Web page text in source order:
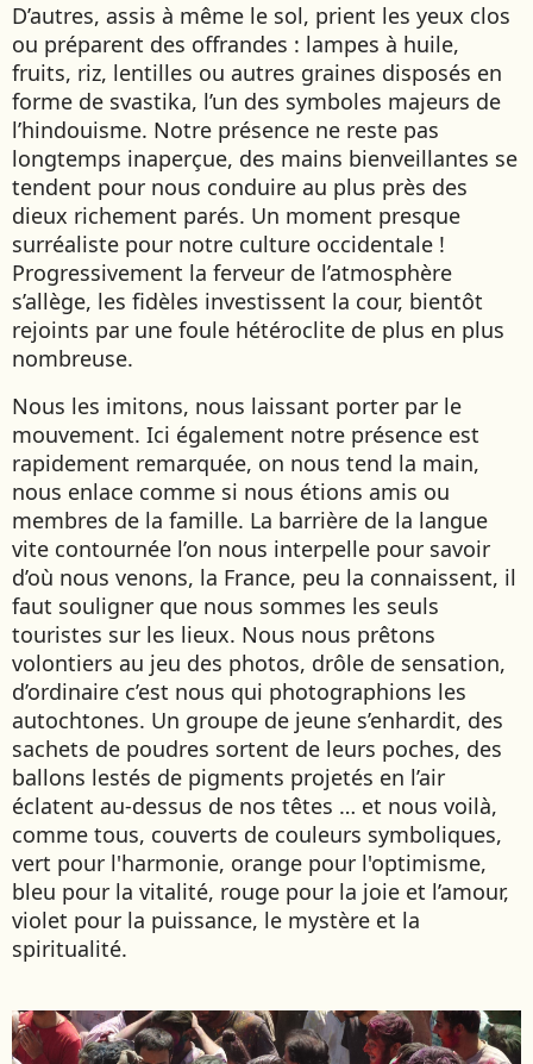
D’autres, assis à même le sol, prient les yeux clos
ou préparent des offrandes : lampes à huile,
fruits, riz, lentilles ou autres graines disposés en
forme de svastika, l’un des symboles majeurs de
l’hindouisme. Notre présence ne reste pas
longtemps inaperçue, des mains bienveillantes se
tendent pour nous conduire au plus près des
dieux richement parés. Un moment presque
surréaliste pour notre culture occidentale !
Progressivement la ferveur de l’atmosphère
s’allège, les fidèles investissent la cour, bientôt
rejoints par une foule hétéroclite de plus en plus
nombreuse.
Nous les imitons, nous laissant porter par le
mouvement. Ici également notre présence est
rapidement remarquée, on nous tend la main,
nous enlace comme si nous étions amis ou
membres de la famille. La barrière de la langue
vite contournée l’on nous interpelle pour savoir
d’où nous venons, la France, peu la connaissent, il
faut souligner que nous sommes les seuls
touristes sur les lieux. Nous nous prêtons
volontiers au jeu des photos, drôle de sensation,
d’ordinaire c’est nous qui photographions les
autochtones. Un groupe de jeune s’enhardit, des
sachets de poudres sortent de leurs poches, des
ballons lestés de pigments projetés en l’air
éclatent au-dessus de nos têtes … et nous voilà,
comme tous, couverts de couleurs symboliques,
vert pour l'harmonie, orange pour l'optimisme,
bleu pour la vitalité, rouge pour la joie et l’amour,
violet pour la puissance, le mystère et la
spiritualité.